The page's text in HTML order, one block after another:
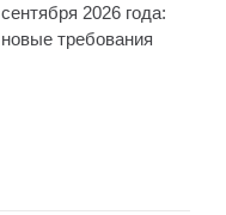
сентября 2026 года:
новые требования